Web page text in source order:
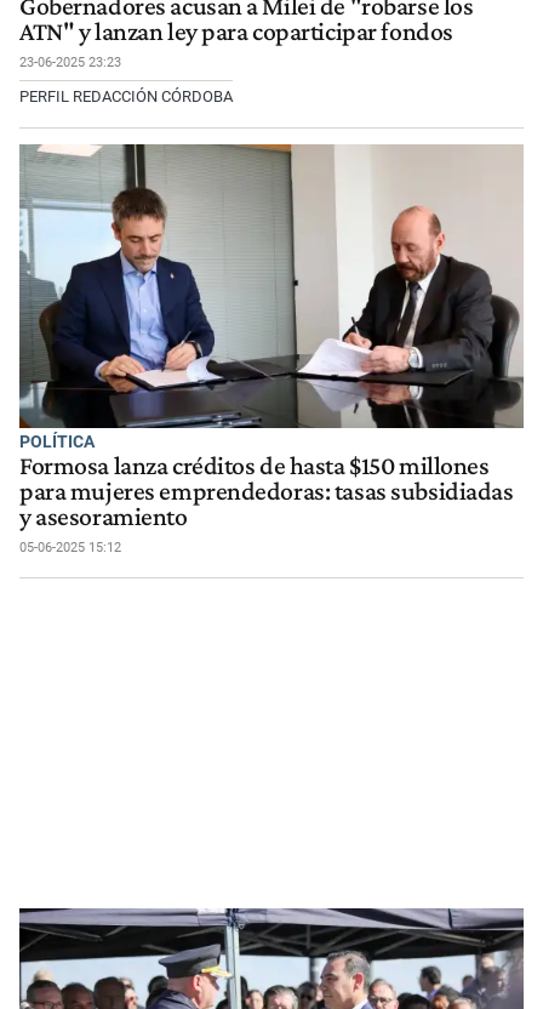
Gobernadores acusan a Milei de "robarse los
ATN" y lanzan ley para coparticipar fondos
23-06-2025 23:23
PERFIL REDACCIÓN CÓRDOBA
POLÍTICA
Formosa lanza créditos de hasta $150 millones
para mujeres emprendedoras: tasas subsidiadas
y asesoramiento
05-06-2025 15:12